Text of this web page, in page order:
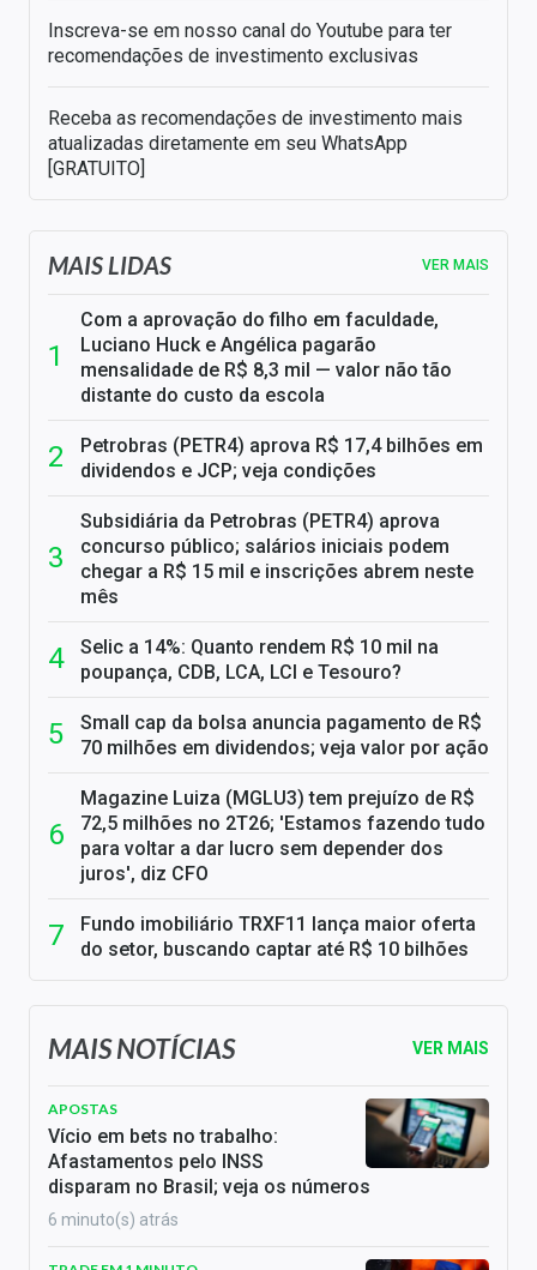
Inscreva-se em nosso canal do Youtube para ter
recomendações de investimento exclusivas
Receba as recomendações de investimento mais
atualizadas diretamente em seu WhatsApp
[GRATUITO]
MAIS LIDAS VER MAIS
Com a aprovação do filho em faculdade,
Luciano Huck e Angélica pagarão
mensalidade de R$ 8,3 mil — valor não tão
distante do custo da escola
Petrobras (PETR4) aprova R$ 17,4 bilhões em
dividendos e JCP; veja condições
Subsidiária da Petrobras (PETR4) aprova
concurso público; salários iniciais podem
chegar a R$ 15 mil e inscrições abrem neste
mês
Selic a 14%: Quanto rendem R$ 10 mil na
poupança, CDB, LCA, LCI e Tesouro?
Small cap da bolsa anuncia pagamento de R$
70 milhões em dividendos; veja valor por ação
Magazine Luiza (MGLU3) tem prejuízo de R$
72,5 milhões no 2T26; 'Estamos fazendo tudo
para voltar a dar lucro sem depender dos
juros', diz CFO
Fundo imobiliário TRXF11 lança maior oferta
do setor, buscando captar até R$ 10 bilhões
MAIS NOTÍCIAS VER MAIS
APOSTAS
Vício em bets no trabalho:
Afastamentos pelo INSS
disparam no Brasil; veja os números
6 minuto(s) atrás